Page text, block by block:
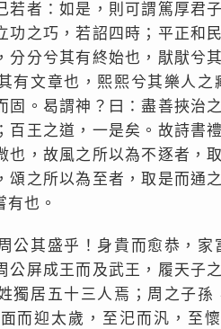
若者：如是，則可謂篤厚君
功之巧，若詔四時；平正和
分分兮其有終始也，猒猒兮
有文章也，熙熙兮其樂人
固。曷謂神？曰：盡善挾治
百王之道，一是矣。故詩書
也，故風之所以為不逐者，
頌之所以為至者，取是而通
也。
公其盛乎！身貴而愈恭，
公屏成王而及武王，履天子
獨居五十三人焉；周之子
而迎太歲，至汜而汎，至